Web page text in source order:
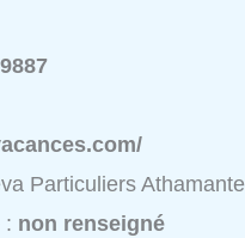
Particuliers Athamante
: non renseigné